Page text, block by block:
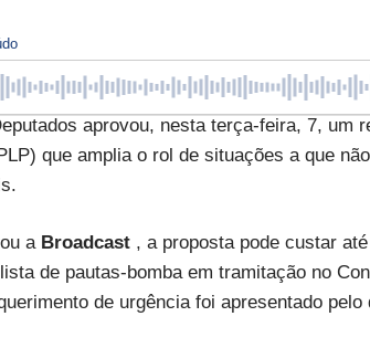
aprovou, nesta terça-feira, 7, um
que amplia o rol de situações a que
a Broadcast , a proposta pode custar
de pautas-bomba em tramitação no
de urgência foi apresentado